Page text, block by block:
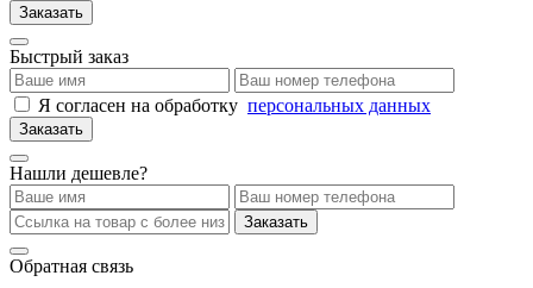
Заказать
Быстрый заказ
Я согласен на обработку персональных данных
Заказать
Нашли дешевле?
Заказать
Обратная связь